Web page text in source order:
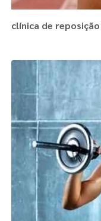
clínica de